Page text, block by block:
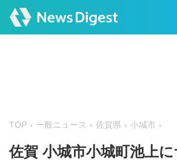
TOP 一般ニュース 佐賀県 小城市
佐賀 小城市小城町池上